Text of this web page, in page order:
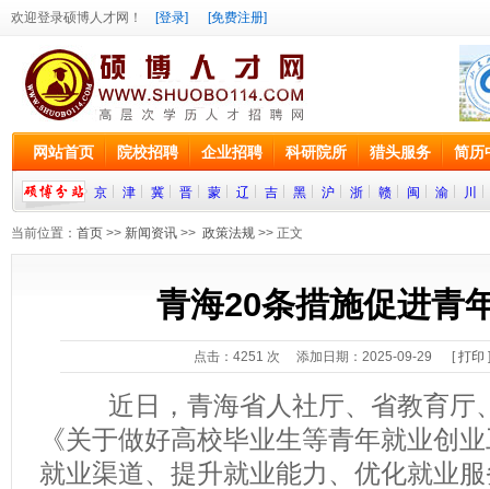
欢迎登录硕博人才网！ [登录] [免费注册]
网站首页 院校招聘 企业招聘 科研院所 猎头服务 简历
京 津 冀 晋 蒙 辽 吉 黑 沪 浙 赣 闽 渝 川
当前位置： 首页 >> 新闻资讯 >> 政策法规 >> 正文
青海20条措施促进青
点击： 4251 次 添加日期：2025-09-29 [打印
近日，青海省人社厅、省教育厅
《关于做好高校毕业生等青年就业创
就业渠道、提升就业能力、优化就业